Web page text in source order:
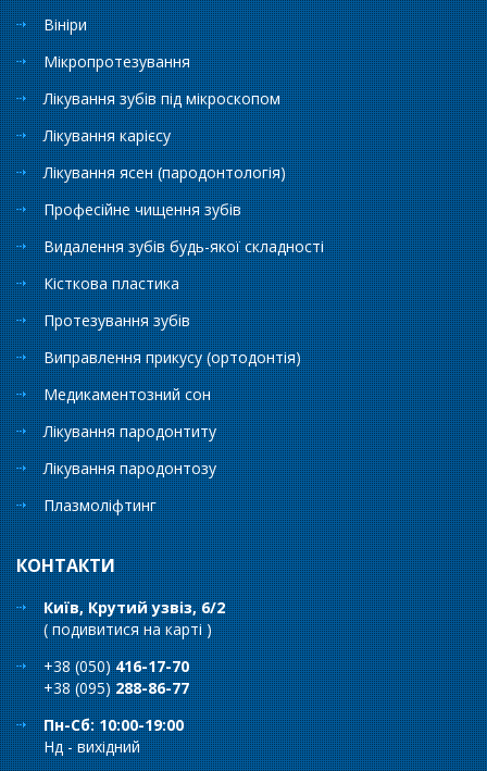
Вініри
Мікропротезування
Лікування зубів під мікроскопом
Лікування карієсу
Лікування ясен (пародонтологія)
Професійне чищення зубів
Видалення зубів будь-якої складності
Кісткова пластика
Протезування зубів
Виправлення прикусу (ортодонтія)
Медикаментозний сон
Лікування пародонтиту
Лікування пародонтозу
Плазмоліфтинг
КОНТАКТИ
Київ, Крутий узвіз, 6/2
(подивитися на карті)
+38 (050)416-17-70
+38 (095)288-86-77
Пн-Сб: 10:00-19:00
Нд - вихідний